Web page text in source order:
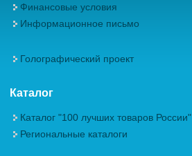
Финансовые условия
Информационное письмо
Голографический проект
Каталог
Каталог "100 лучших товаров России"
Региональные каталоги